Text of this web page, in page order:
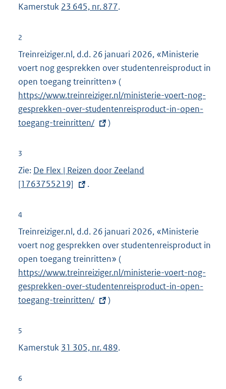
Kamerstuk 23 645, nr. 877.
2
Treinreiziger.nl, d.d. 26 januari 2026, «Ministerie
voert nog gesprekken over studentenreisproduct in
open toegang treinritten» (
x
t
l
:
https://www.treinreiziger.nl/ministerie-voert-nog-
gesprekken-over-studentenreisproduct-in-open-
toegang-treinritten/
)
3
Zie: E
x
i
n
k
De Flex | Reizen door Zeeland
[1763755219]
.
4
Treinreiziger.nl, d.d. 26 januari 2026, «Ministerie
voert nog gesprekken over studentenreisproduct in
open toegang treinritten» (
x
t
https://www.treinreiziger.nl/ministerie-voert-nog-
gesprekken-over-studentenreisproduct-in-open-
toegang-treinritten/
)
5
Kamerstuk 31 305, nr. 489.
6